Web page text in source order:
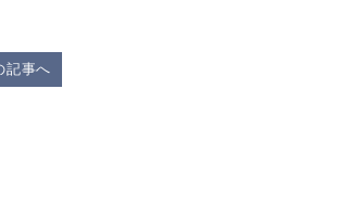
記事へ